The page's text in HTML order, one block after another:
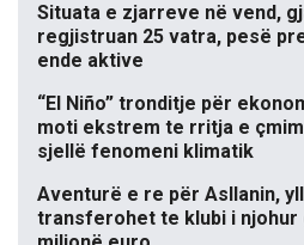
Situata e zjarreve në vend,
regjistruan 25 vatra, pesë
ende aktive
“El Niño” tronditje për
moti ekstrem te rritja e
sjellë fenomeni klimatik
Aventurë e re për Asllanin,
transferohet te klubi i njohur